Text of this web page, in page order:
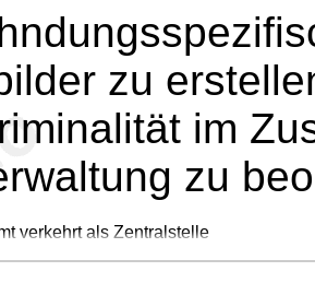
zu
im
zu
verkehrt als Zentralstelle